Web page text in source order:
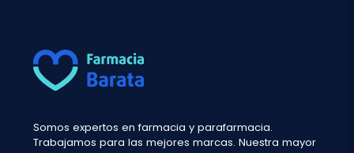
Somos expertos en farmacia y parafarmacia.
Trabajamos para las mejores marcas. Nuestra mayor